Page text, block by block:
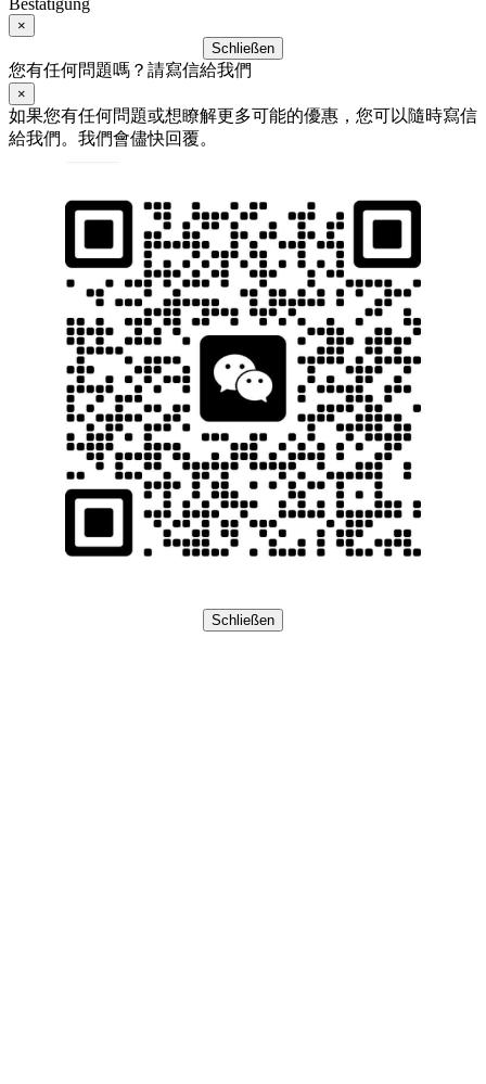
×
Schließen
您有任何問題嗎？請寫信給我們
×
如果您有任何問題或想瞭解更多可能的優惠，您可以隨時寫信
給我們。我們會儘快回覆。
Schließen